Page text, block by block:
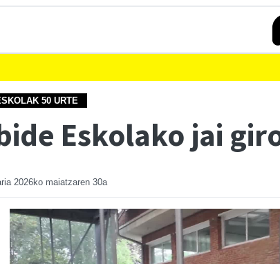
50 URTE
Eskolako jai
2026ko maiatzaren 30a